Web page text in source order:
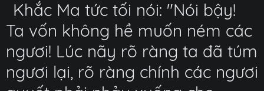
Khắc Ma tức tối nói: "Nói bậy!
Ta vốn không hề muốn ném các
ngươi! Lúc nãy rõ ràng ta đã túm
ngươi lại, rõ ràng chính các ngươi